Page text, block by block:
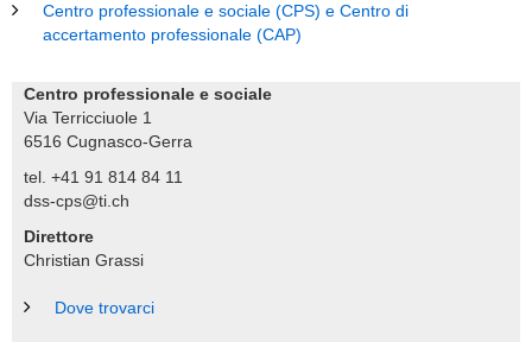
Centro professionale e sociale (CPS) e Centro di
accertamento professionale (CAP)
Centro professionale e sociale
Via Terricciuole 1
6516 Cugnasco-Gerra
tel. +41 91 814 84 11
dss-cps@ti.ch
Direttore
Christian Grassi
Dove trovarci